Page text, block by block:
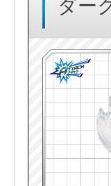
ダー